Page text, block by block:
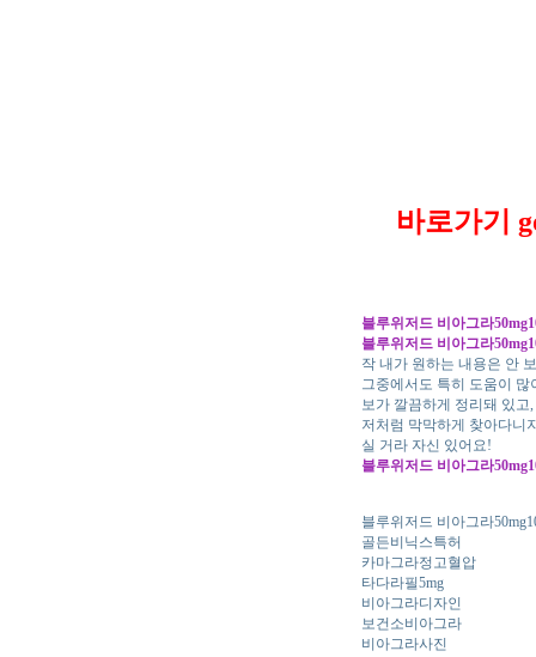
바로가기
블루위저드 비아그라
블루위저드 비아그라
작 내가 원하는 내용은 안
그중에서도 특히 도움이
보가 깔끔하게 정리돼 있
저처럼 막막하게 찾아다니
실 거라 자신 있어요!
블루위저드 비아그라
블루위저드 비아그라
골든비닉스특허
카마그라정고혈압
타다라필5mg
비아그라디자인
보건소비아그라
비아그라사진